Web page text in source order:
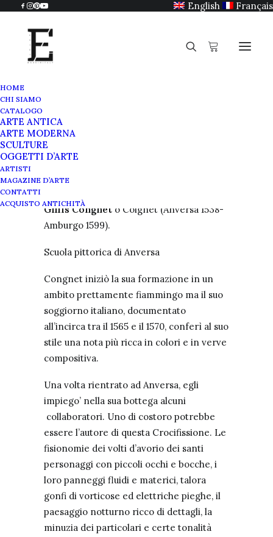
English Français
HOME
CHI SIAMO
CATALOGO
ARTE ANTICA
ARTE MODERNA
SCULTURE
OGGETTI D’ARTE
ARTISTI
MAGAZINE D’ARTE
CONTATTI
ACQUISTO ANTICHITÀ
Gillis Congnet o Coignet (Anversa 1538-
Amburgo 1599).
Scuola pittorica di Anversa
Congnet iniziò la sua formazione in un
ambito prettamente fiammingo ma il suo
soggiorno italiano, documentato
all’incirca tra il 1565 e il 1570, conferì al suo
stile una nota più ricca in colori e in verve
compositiva.
Una volta rientrato ad Anversa, egli
impiego’ nella sua bottega alcuni
collaboratori. Uno di costoro potrebbe
essere l’autore di questa Crocifissione. Le
fisionomie dei volti d’avorio dei santi
personaggi con piccoli occhi e bocche, i
loro panneggi fluidi e materici, talora
gonfi di vorticose ed elettriche pieghe, il
paesaggio notturno ricco di dettagli, la
minuzia dei particolari e certe tonalità